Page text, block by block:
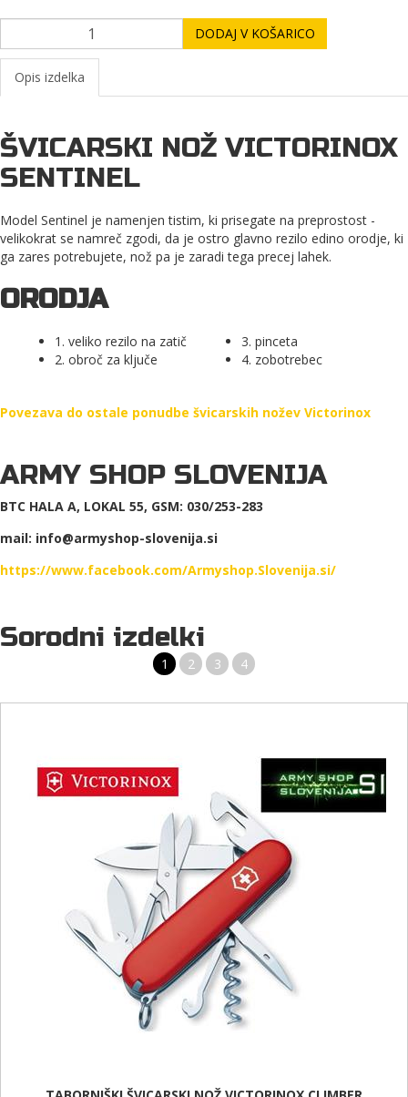
DODAJ V KOŠARICO
Opis izdelka
ŠVICARSKI NOŽ VICTORINOX
SENTINEL
Model Sentinel je namenjen tistim, ki prisegate na preprostost -
velikokrat se namreč zgodi, da je ostro glavno rezilo edino orodje, ki
ga zares potrebujete, nož pa je zaradi tega precej lahek.
ORODJA
1. veliko rezilo na zatič
2. obroč za ključe
3. pinceta
4. zobotrebec
Povezava do ostale ponudbe švicarskih nožev Victorinox
ARMY SHOP SLOVENIJA
BTC HALA A, LOKAL 55, GSM: 030/253-283
mail: info@armyshop-slovenija.si
https://www.facebook.com/Armyshop.Slovenija.si/
Sorodni izdelki
1 2 3 4